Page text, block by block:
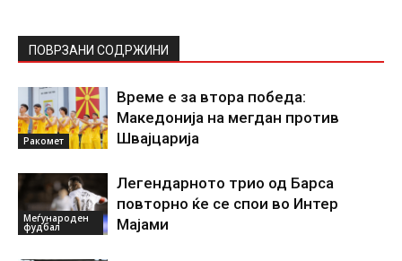
ПОВРЗАНИ СОДРЖИНИ
Ракомет
Време е за втора победа:
Македонија на мегдан против
Швајцарија
Меѓународен
фудбал
Легендарното трио од Барса
повторно ќе се спои во Интер
Мајами